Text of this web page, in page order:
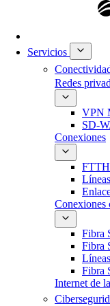
Servicios
Redes
VPN
SD-
Conexiones
FTTH
Conexiones
Fibra
Fibra
Fibra
Internet de